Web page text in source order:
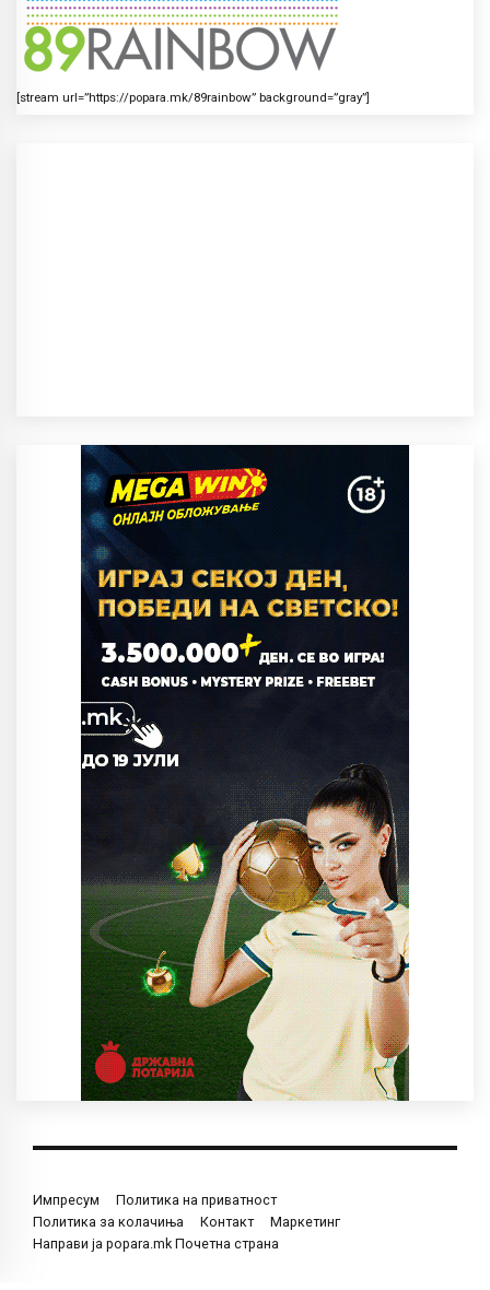
[stream url=”https://popara.mk/89rainbow” background=”gray”]
Импресум
Политика на приватност
Политика за колачиња
Контакт
Маркетинг
Направи ја popara.mk Почетна страна